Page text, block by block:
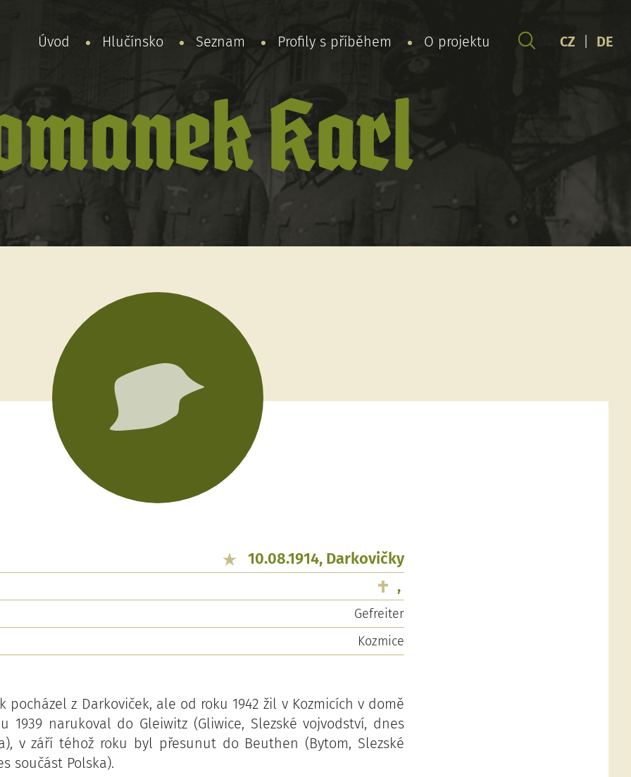
Úvod Hlučínsko Seznam Profily s příběhem O projektu CZ DE
Karl
10.08.1914, Darkovičky
,
Gefreiter
Kozmice
pocházel z Darkoviček, ale od roku 1942 žil v Kozmicích v domě
1939 narukoval do Gleiwitz (Gliwice, Slezské vojvodství, dnes
v září téhož roku byl přesunut do Beuthen (Bytom, Slezské
součást Polska).